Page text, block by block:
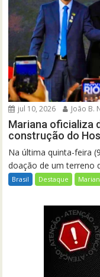
jul 10, 2026 João B.
Mariana oficializa
construção do
Na última quinta-feira
doação de um terreno
Brasil Destaque